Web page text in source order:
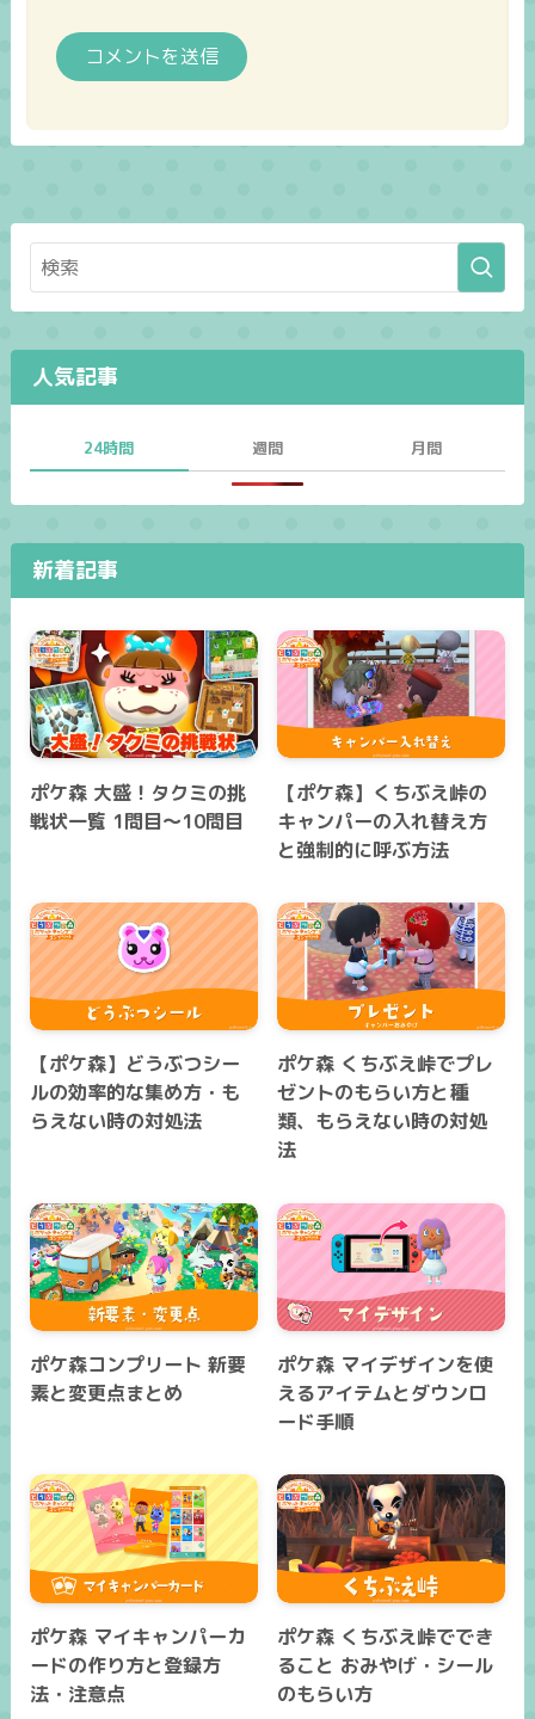
人気記事
24時間 週間 月間
新着記事
ポケ森 大盛！タクミの挑
戦状一覧 1問目～10問目
【ポケ森】くちぶえ峠の
キャンパーの入れ替え方
と強制的に呼ぶ方法
【ポケ森】どうぶつシー
ルの効率的な集め方・も
らえない時の対処法
ポケ森 くちぶえ峠でプレ
ゼントのもらい方と種
類、もらえない時の対処
法
ポケ森コンプリート 新要
素と変更点まとめ
ポケ森 マイデザインを使
えるアイテムとダウンロ
ード手順
ポケ森 マイキャンパーカ
ードの作り方と登録方
法・注意点
ポケ森 くちぶえ峠ででき
ること おみやげ・シール
のもらい方